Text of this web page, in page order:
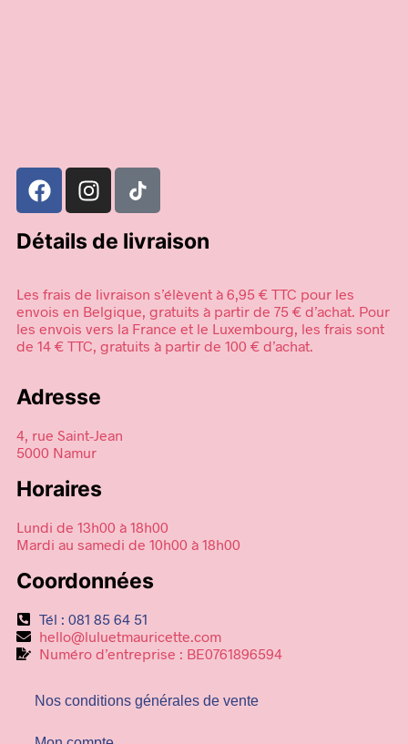
Détails de livraison
Les frais de livraison s’élèvent à 6,95 € TTC pour les
envois en Belgique, gratuits à partir de 75 € d’achat. Pour
les envois vers la France et le Luxembourg, les frais sont
de 14 € TTC, gratuits à partir de 100 € d’achat.
Adresse
4, rue Saint-Jean
5000 Namur
Horaires
Lundi de 13h00 à 18h00
Mardi au samedi de 10h00 à 18h00
Coordonnées
Tél : 081 85 64 51
hello@luluetmauricette.com
Numéro d’entreprise : BE0761896594
Nos conditions générales de vente